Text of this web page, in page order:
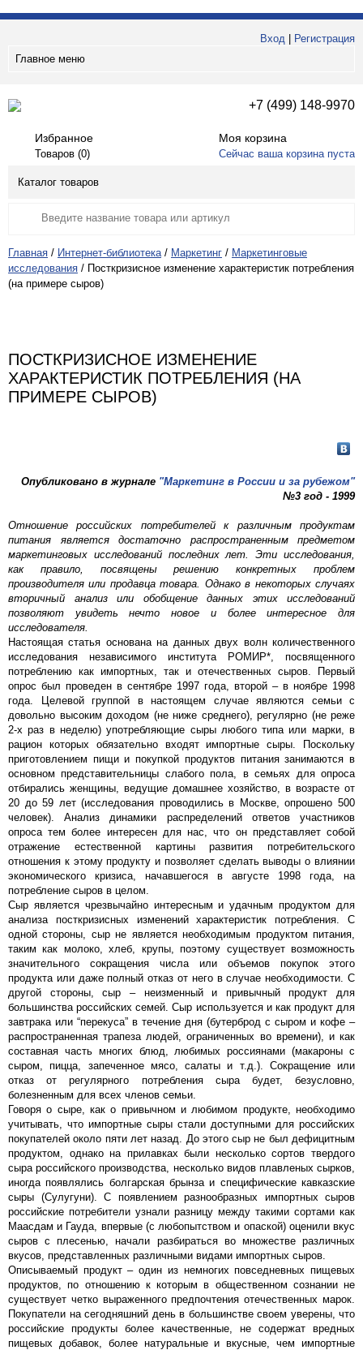
Вход
Регистрация
Главное меню
+7 (499) 148-9970
Избранное
Товаров (0)
Моя корзина
Сейчас ваша корзина пуста
Каталог товаров
Главная / Интернет-библиотека / Маркетинг / Маркетинговые
исследования / Посткризисное изменение характеристик потребления
(на примере сыров)
ПОСТКРИЗИСНОЕ ИЗМЕНЕНИЕ
ХАРАКТЕРИСТИК ПОТРЕБЛЕНИЯ (НА
ПРИМЕРЕ СЫРОВ)
Опубликовано в журнале "Маркетинг в России и за рубежом"
№3 год - 1999
Отношение российских потребителей к различным продуктам
питания является достаточно распространенным предметом
маркетинговых исследований последних лет. Эти исследования,
как правило, посвящены решению конкретных проблем
производителя или продавца товара. Однако в некоторых случаях
вторичный анализ или обобщение данных этих исследований
позволяют увидеть нечто новое и более интересное для
исследователя.
Настоящая статья основана на данных двух волн количественного
исследования независимого института РОМИР*, посвященного
потреблению как импортных, так и отечественных сыров. Первый
опрос был проведен в сентябре 1997 года, второй – в ноябре 1998
года. Целевой группой в настоящем случае являются семьи с
довольно высоким доходом (не ниже среднего), регулярно (не реже
2-х раз в неделю) употребляющие сыры любого типа или марки, в
рацион которых обязательно входят импортные сыры. Поскольку
приготовлением пищи и покупкой продуктов питания занимаются в
основном представительницы слабого пола, в семьях для опроса
отбирались женщины, ведущие домашнее хозяйство, в возрасте от
20 до 59 лет (исследования проводились в Москве, опрошено 500
человек). Анализ динамики распределений ответов участников
опроса тем более интересен для нас, что он представляет собой
отражение естественной картины развития потребительского
отношения к этому продукту и позволяет сделать выводы о влиянии
экономического кризиса, начавшегося в августе 1998 года, на
потребление сыров в целом.
Сыр является чрезвычайно интересным и удачным продуктом для
анализа посткризисных изменений характеристик потребления. С
одной стороны, сыр не является необходимым продуктом питания,
таким как молоко, хлеб, крупы, поэтому существует возможность
значительного сокращения числа или объемов покупок этого
продукта или даже полный отказ от него в случае необходимости. С
другой стороны, сыр – неизменный и привычный продукт для
большинства российских семей. Сыр используется и как продукт для
завтрака или “перекуса” в течение дня (бутерброд с сыром и кофе –
распространенная трапеза людей, ограниченных во времени), и как
составная часть многих блюд, любимых россиянами (макароны с
сыром, пицца, запеченное мясо, салаты и т.д.). Сокращение или
отказ от регулярного потребления сыра будет, безусловно,
болезненным для всех членов семьи.
Говоря о сыре, как о привычном и любимом продукте, необходимо
учитывать, что импортные сыры стали доступными для российских
покупателей около пяти лет назад. До этого сыр не был дефицитным
продуктом, однако на прилавках были несколько сортов твердого
сыра российского производства, несколько видов плавленых сырков,
иногда появлялись болгарская брынза и специфические кавказские
сыры (Сулугуни). С появлением разнообразных импортных сыров
российские потребители узнали разницу между такими сортами как
Маасдам и Гауда, впервые (с любопытством и опаской) оценили вкус
сыров с плесенью, начали разбираться во множестве различных
вкусов, представленных различными видами импортных сыров.
Описываемый продукт – один из немногих повседневных пищевых
продуктов, по отношению к которым в общественном сознании не
существует четко выраженного предпочтения отечественных марок.
Покупатели на сегодняшний день в большинстве своем уверены, что
российские продукты более качественные, не содержат вредных
пищевых добавок, более натуральные и вкусные, чем импортные